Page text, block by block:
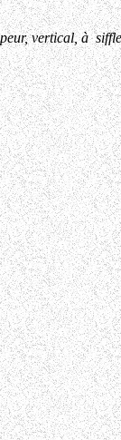
vertical, à